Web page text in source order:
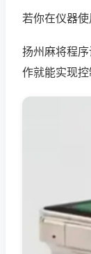
若你在仪器
扬州麻将程
作就能实现控